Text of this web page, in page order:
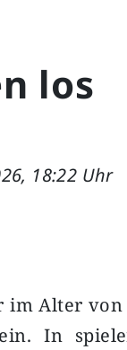
los
18:22 Uhr
im Alter
In